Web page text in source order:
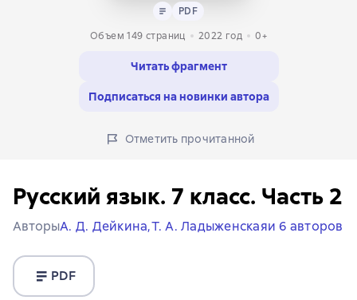
Текст PDF
PDF
Объем 149 страниц
2022 год 0+
Читать фрагмент
Подписаться на новинки автора
Отметить прочитанной
Русский язык. 7 класс. Часть 2
АвторыА. Д. Дейкина,Т. А. Ладыженскаяи 6 авторов
PDF